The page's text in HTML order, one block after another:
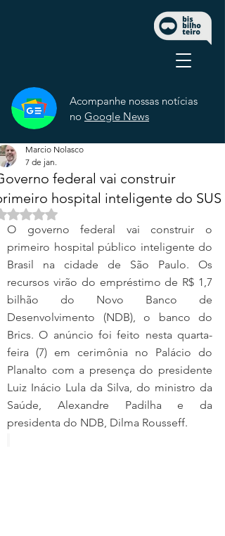
Acompanhe nossas notícias
no Google News
federal vai construir
hospital inteligente do SUS
Marcio Nolasco
7 de jan.
Avaliado com NaN de 5 estrelas.
O governo federal vai construir o
primeiro hospital público inteligente do
Brasil na cidade de São Paulo. Os
recursos virão do empréstimo de R$ 1,7
bilhão do Novo Banco de
Desenvolvimento (NDB), o banco do
Brics. O anúncio foi feito nesta quarta-
feira (7) em cerimônia no Palácio do
Planalto com a presença do presidente
Luiz Inácio Lula da Silva, do ministro da
Saúde, Alexandre Padilha e da
presidenta do NDB, Dilma Rousseff.